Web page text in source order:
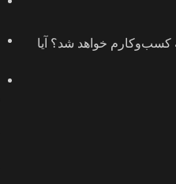
کسب‌وکارم خواهد شد؟ آیا